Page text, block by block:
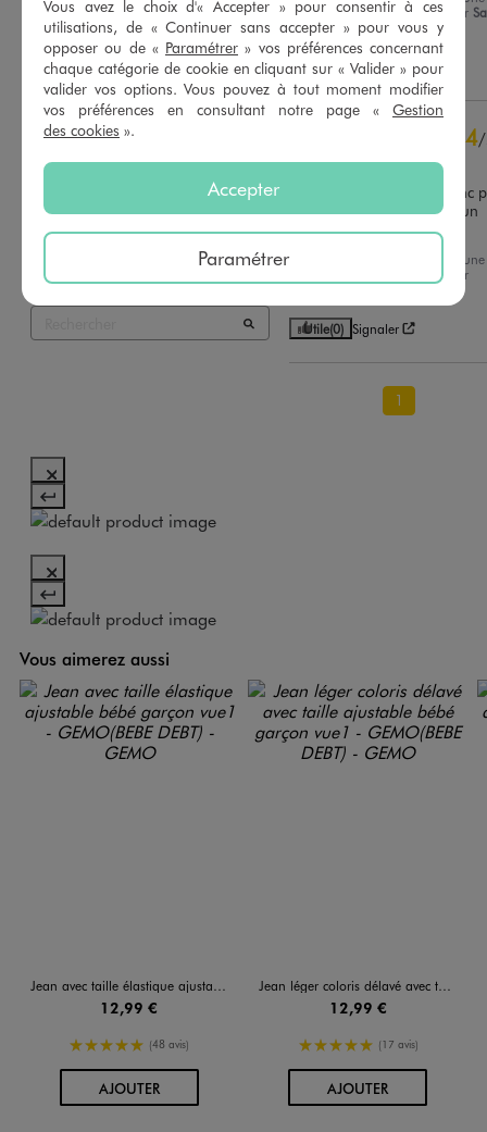
Basé sur
avis soumis à un
contrôle
Voir tous les avis sur ce site
5étoiles
1
étoiles
2
0
Trier les avis
expérience du21/04/2026 par
R.
Utile(0) Signaler
4/
Avis vérifié et récompensé
Joli jean, coupe loose. Donc
tailler un peu grand pour un
gabarit assez fin
, suite à une
10/04/2026
par
Aurelia R.
Utile(0) Signaler
1
Vous aimerez aussi
Jean avec taille élastique ajustable bébé garçon
12,99 €
5/5 de moyenne
(48 avis)
AJOUTERAU PANIER
Jean léger coloris délavé avec taille ajustable bébé garçon
12,99 €
5/5 de moyenne
(17 avis)
AJOUTERAU PANIER
Vous avez le choix d'« Accepter » pour consentir à ces
utilisations, de « Continuer sans accepter » pour vous y
opposer ou de « Paramétrer » vos préférences concernant
chaque catégorie de cookie en cliquant sur « Valider » pour
valider vos options. Vous pouvez à tout moment modifier
vos préférences en consultant notre page « Gestion
des cookies ».
Accepter
Paramétrer